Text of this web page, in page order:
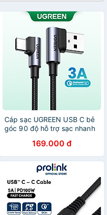
Cáp sạc UGREEN USB C bẻ
góc 90 độ hỗ trợ sạc nhanh
20857,70875,hàng chính
hãng
169.000 đ